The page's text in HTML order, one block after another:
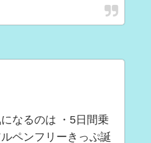
なるのは ・5日間乗
ペンフリーきっぷ誕